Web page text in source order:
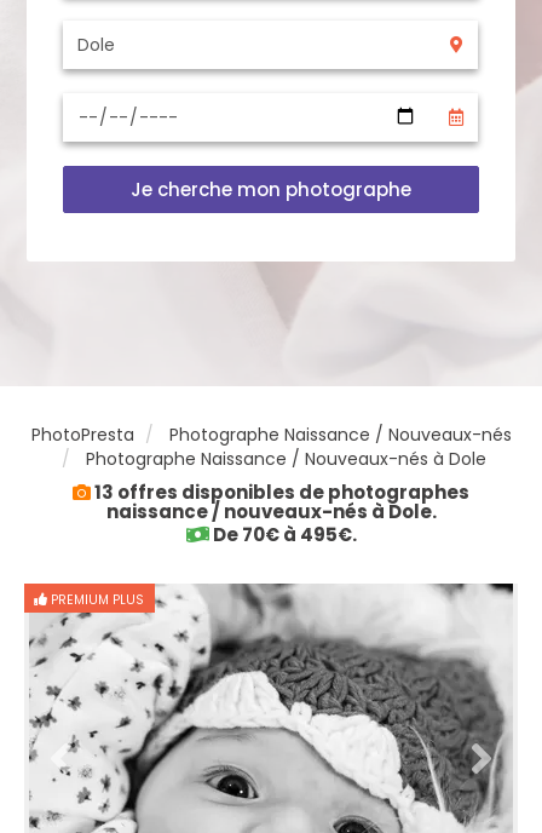
Je cherche mon photographe
PhotoPresta
Photographe Naissance / Nouveaux-nés
Photographe Naissance / Nouveaux-nés à Dole
13 offres disponibles de photographes
naissance / nouveaux-nés à Dole.
De 70€ à 495€.
PREMIUM PLUS